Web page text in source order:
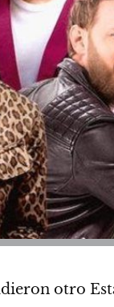
otro